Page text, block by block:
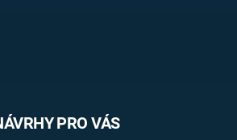
PRO VÁS